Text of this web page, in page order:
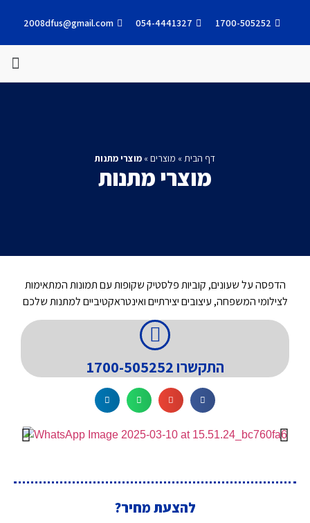
1700-505252
054-4441327
2008dfus@gmail.com
דף הבית» מוצרים» מוצרי מתנות
מוצרי מתנות
הדפסה על שעונים, קוביות פלסטיק שקופות עם תמונות המתאימות
לצילומי המשפחה, עיצובים יצירתיים ואינטראקטיביים למתנות שלכם
התקשרו 1700-505252
להצעת מחיר?